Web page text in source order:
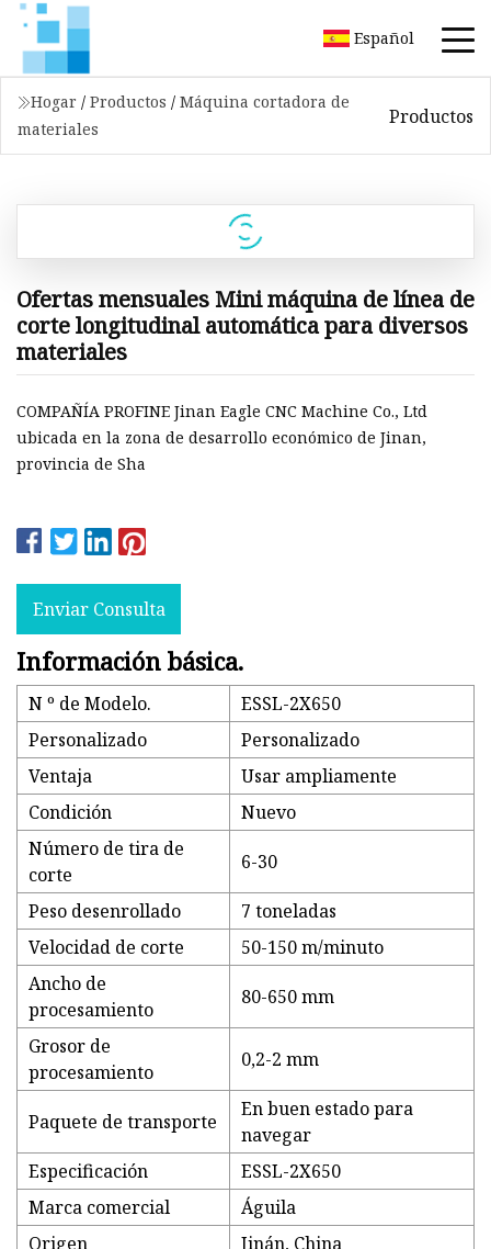
Español
Hogar / Productos / Máquina cortadora de
materiales
Productos
Ofertas mensuales Mini máquina de línea de
corte longitudinal automática para diversos
materiales
COMPAÑÍA PROFINE Jinan Eagle CNC Machine Co., Ltd
ubicada en la zona de desarrollo económico de Jinan,
provincia de Sha
Enviar Consulta
Información básica.
N º de Modelo.
ESSL-2X650
Personalizado
Personalizado
Ventaja
Usar ampliamente
Condición
Nuevo
Número de tira de
corte
6-30
Peso desenrollado
7 toneladas
Velocidad de corte
50-150 m/minuto
Ancho de
procesamiento
80-650 mm
Grosor de
procesamiento
0,2-2 mm
Paquete de transporte
En buen estado para
navegar
Especificación
ESSL-2X650
Marca comercial
Águila
Origen
Jinán, China